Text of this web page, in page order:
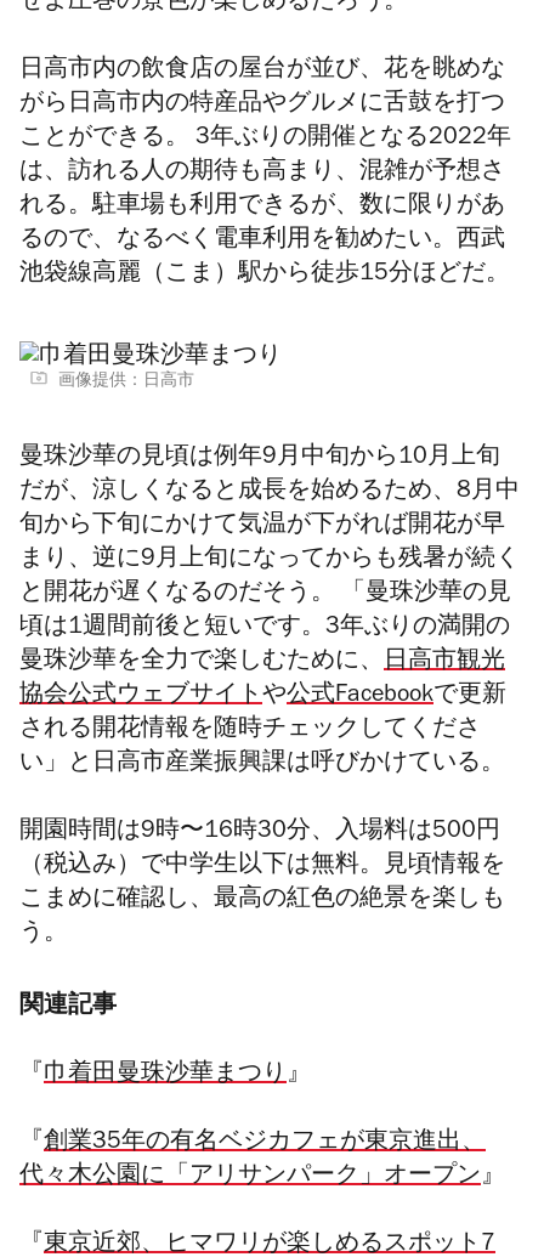
日高市内の飲食店の屋台が並び、花を眺めな
がら日高市内の特産品やグルメに舌鼓を打つ
ことができる。 3年ぶりの開催となる2022年
は、訪れる人の期待も高まり、混雑が予想さ
れる。駐車場も利用できるが、数に限りがあ
るので、なるべく電車利用を勧めたい。西武
池袋線高麗（こま）駅から徒歩15分ほどだ。
画像提供：日高市
曼珠沙華の見頃は例年9月中旬から10月上旬
だが、涼しくなると成長を始めるため、8月中
旬から下旬にかけて気温が下がれば開花が早
まり、逆に9月上旬になってからも残暑が続く
と開花が遅くなるのだそう。 「曼珠沙華の見
頃は1週間前後と短いです。3年ぶりの満開の
曼珠沙華を全力で楽しむために、 日高市観光
協会公式ウェブサイトや公式Facebook で更新
される開花情報を随時チェックしてくださ
い」と日高市産業振興課は呼びかけている。
開園時間は9時〜16時30分、入場料は500円
（税込み）で中学生以下は無料。見頃情報を
こまめに確認し、最高の紅色の絶景を楽しも
う。
関連記事
『 巾着田曼珠沙華まつり』
『 創業35年の有名ベジカフェが東京進出、
代々木公園に「アリサンパーク」オープン』
『 東京近郊、ヒマワリが楽しめるスポット7